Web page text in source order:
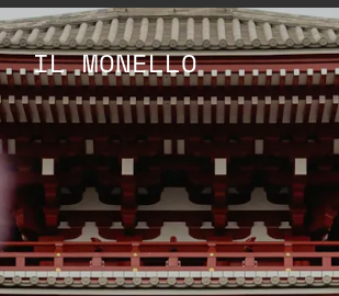
IL MONELLO